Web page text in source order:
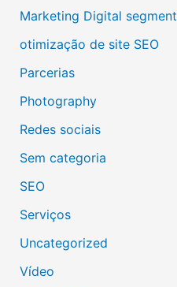
Marketing Digital
otimização de site SEO
Parcerias
Photography
Redes sociais
Sem categoria
SEO
Serviços
Uncategorized
Vídeo